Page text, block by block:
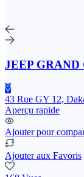
JEEP
43 Rue GY 12,
Aperçu rapide
Ajouter pour
Ajouter aux Favoris